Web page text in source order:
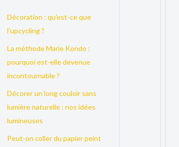
Décoration : qu’est-ce que
l’upcycling ?
La méthode Marie Kondo :
pourquoi est-elle devenue
incontournable ?
Décorer un long couloir sans
lumière naturelle : nos idées
lumineuses
Peut-on coller du papier peint